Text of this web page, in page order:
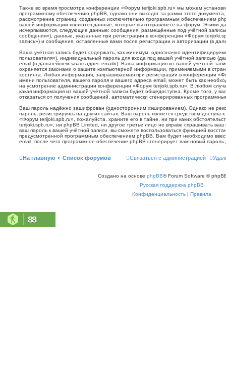
Также во время просмотра конференции «Форум terijoki.spb.ru» мы можем
программному обеспечению phpBB, однако они выходят за рамки этого документа,
рассмотрение страниц, созданных исключительно программным обеспечением
вашей информации являются данные, которые вы отправляете на форум. Этими
исчерпываются, следующие данные: сообщения, размещённые под учётной
сообщения»), данные, указанные при регистрации в конференции «Форум
запись») и сообщения, оставленные вами после регистрации и авторизации (в
Ваша учётная запись будет содержать, как минимум, однозначно
пользователя»), индивидуальный пароль для входа под вашей учётной записью
email (в дальнейшем «ваш адрес email»). Ваша информация из вашей учётной
охраняется законами о защите компьютерной информации, применяемыми в
хостинга. Любая информация, запрашиваемая при регистрации в конференции
имени пользователя, вашего пароля и вашего адреса email, может быть как
на усмотрение администрации конференции «Форум terijoki.spb.ru». В любом
какая информация из вашей учётной записи будет общедоступна. Кроме того, у
отказаться от получения сообщений, автоматически сгенерированных
Ваш пароль надёжно зашифрован (односторонним хэшированием). Однако не
пароль, регистрируясь на других сайтах. Ваш пароль является средством
«Форум terijoki.spb.ru», пожалуйста, храните его в тайне, ни при каких
terijoki.spb.ru», ни phpBB Limited, ни другое третье лицо не вправе спрашивать
ваш пароль к вашей учётной записи, вы сможете воспользоваться функцией
предусмотренной программным обеспечением phpBB. Вам будет необходимо
email, после чего программное обеспечение phpBB сгенерирует вам новый
На главную Список форумов Связаться с администрацией
Создано на основе phpBB® Forum Software ©
Русская поддержка phpBB
Конфиденциальность | Правила
88